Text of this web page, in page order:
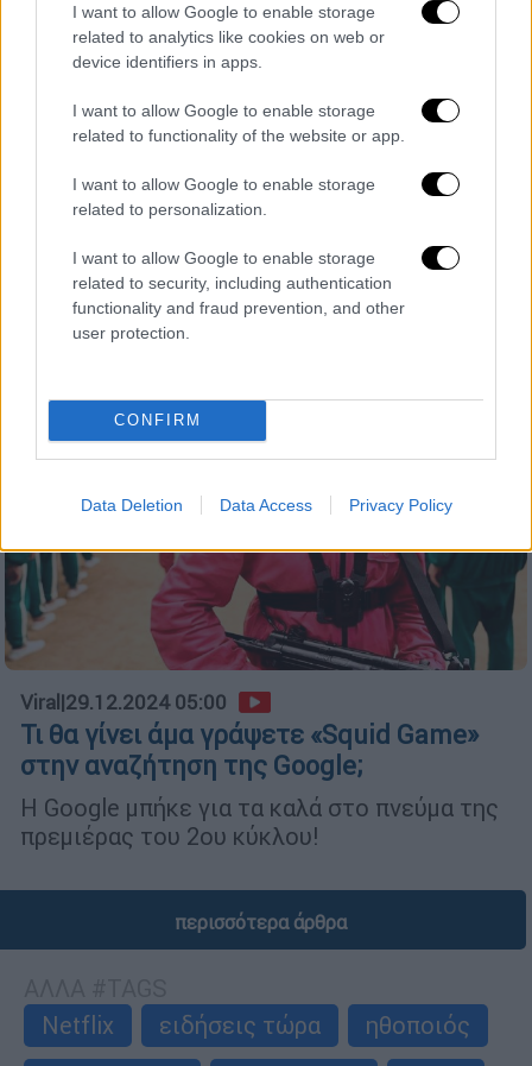
I want to allow Google to enable storage
related to analytics like cookies on web or
device identifiers in apps.
I want to allow Google to enable storage
related to functionality of the website or app.
I want to allow Google to enable storage
related to personalization.
I want to allow Google to enable storage
related to security, including authentication
functionality and fraud prevention, and other
user protection.
CONFIRM
Data Deletion Data Access Privacy Policy
Τηλεόραση| 02.01.2025 09:40
αποκάλυψη για την τρίτη σεζόν
Game δεν είναι τόσο μακριά
Viral |29.12.2024 05:00
Τι θα γίνει άμα γράψετε «Squid Game»
στην αναζήτηση της Google;
H Google μπήκε για τα καλά στο πνεύμα της
πρεμιέρας του 2ου κύκλου!
περισσότερα άρθρα
Netflix
ειδήσεις τώρα
ηθοποιός